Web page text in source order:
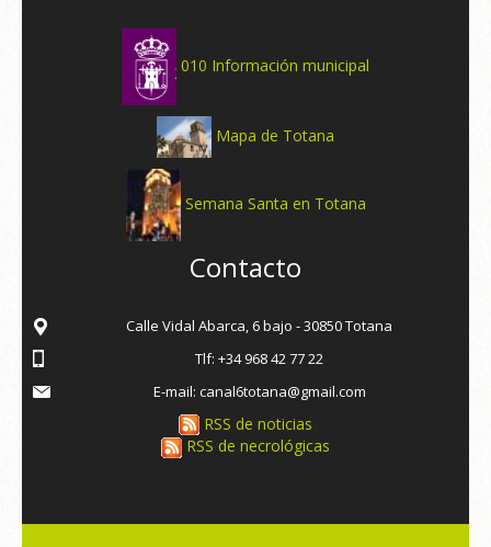
010 Información municipal
Mapa de Totana
Semana Santa en Totana
Contacto
Calle Vidal Abarca, 6 bajo - 30850 Totana
Tlf: +34 968 42 77 22
E-mail: canal6totana@gmail.com
RSS de noticias
RSS de necrológicas